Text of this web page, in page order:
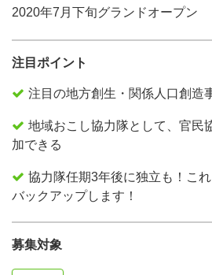
2020年7月下旬グランドオープン
注目ポイント
注目の地方創生・関係人口創造
地域おこし協力隊として、官民
加できる
協力隊任期3年後に独立も！こ
バックアップします！
募集対象